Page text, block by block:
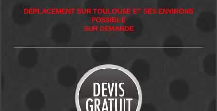
DÉPLACEMENT SUR TOULOUSE ET SES ENVIRONS
POSSIBLE
SUR DEMANDE